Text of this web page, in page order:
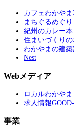
カフェわかやま
まちぐるめぐり
紀州のカレー本
住まいづくりの
わかやまの建
Nest
Webメディア
ロカルわかやま
求人情報
事業